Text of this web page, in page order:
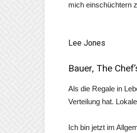
mich einschüchtern
Lee Jones
Bauer, The
Als die Regale in
Verteilung hat.
Ich bin jetzt im